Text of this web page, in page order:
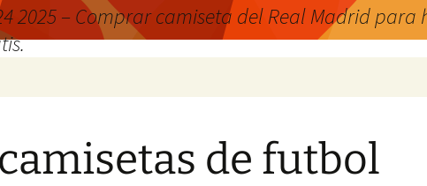
2025 – Comprar camiseta del Real Madrid para
de futbol